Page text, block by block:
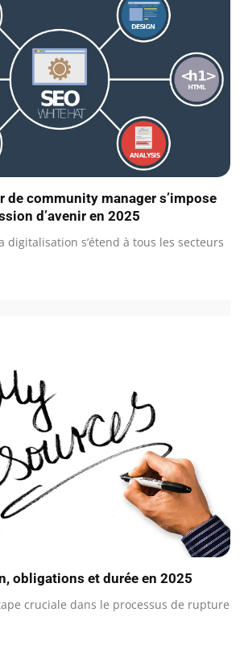
de community manager s’impose
d’avenir en 2025
digitalisation s’étend à tous les secteurs
obligations et durée en 2025
cruciale dans le processus de rupture